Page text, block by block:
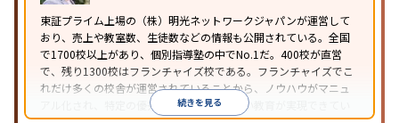
※2023年3月調査。小学校高学年の個別指導塾アンケート調査方法を参
東証プライム上場の（株）明光ネットワークジャパンが運営して
おり、売上や教室数、生徒数などの情報も公開されている。全国
で1700校以上があり、個別指導塾の中でNo.1だ。400校が直営
で、残り1300校はフランチャイズ校である。フランチャイズでこ
れだけ多くの校舎が運営されていることから、ノウハウがマニュ
アル化され、特定の優秀な人材に依存しない教育が実現できてい
続きを見る